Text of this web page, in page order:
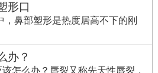
形口
，鼻部塑形是热度居高不下的刚
办？
怎么办？唇裂又称先天性唇裂，